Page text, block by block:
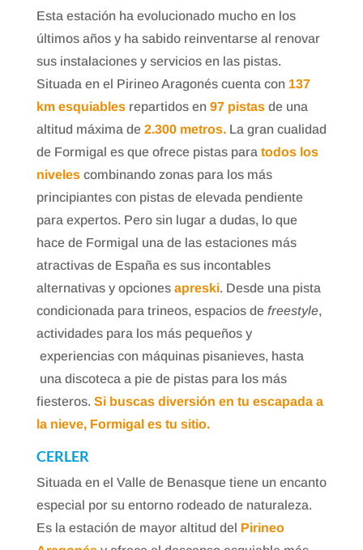
Esta estación ha evolucionado mucho en los
últimos años y ha sabido reinventarse al renovar
sus instalaciones y servicios en las pistas.
Situada en el Pirineo Aragonés cuenta con 137
km esquiablesrepartidos en 97 pistas de una
altitud máxima de2.300 metros.La gran cualidad
de Formigal es que ofrece pistas paratodos los
nivelescombinando zonas para los más
principiantes con pistas de elevada pendiente
para expertos. Pero sin lugar a dudas, lo que
hace de Formigal una de las estaciones más
atractivas de España es sus incontables
alternativas y opcionesapreski. Desde una pista
condicionada para trineos, espacios de freestyle,
actividades para los más pequeños y
experiencias con máquinas pisanieves, hasta
una discoteca a pie de pistas para los más
fiesteros. Si buscas diversión en tu escapada a
la nieve, Formigal es tu sitio.
CERLER
Situada en el Valle de Benasque tiene un encanto
especial por su entorno rodeado de naturaleza.
Es la estación de mayor altitud del Pirineo